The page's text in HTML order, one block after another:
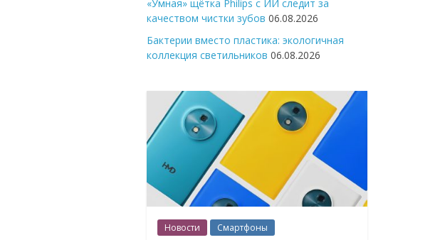
«Умная» щётка Philips с ИИ следит за
качеством чистки зубов 06.08.2026
Бактерии вместо пластика: экологичная
коллекция светильников 06.08.2026
Новости Смартфоны